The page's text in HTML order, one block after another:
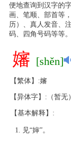
便地查询到汉字的
画、笔顺、部首等
历）、真人发音、
码、四角号码等等。
嬸 [shěn]
【繁体】:嬸
【异体字】:（暂无）
【基本解释】:
见“婶”。